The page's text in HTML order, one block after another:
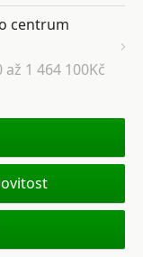
centrum
až 1 464 100Kč